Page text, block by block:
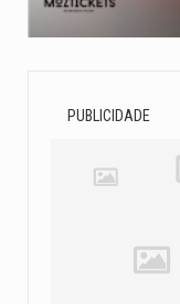
PUBLICIDADE